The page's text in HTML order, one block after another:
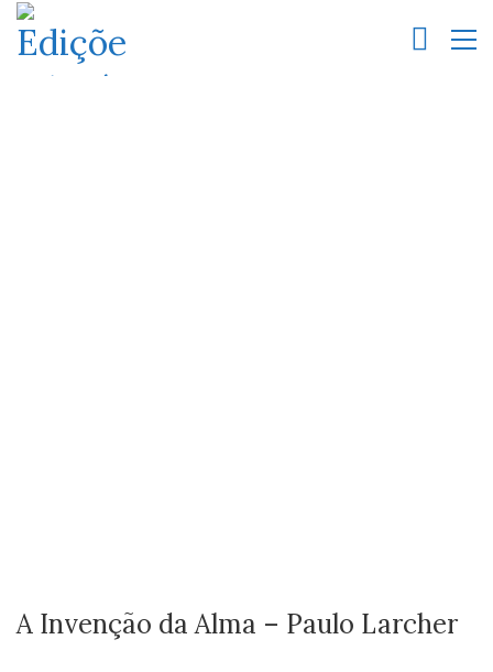
A Invenção da Alma – Paulo Larcher